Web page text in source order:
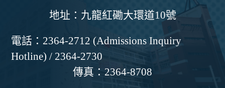
地址： 九龍紅磡大環道10號
電話： 2364-2712 (Admissions Inquiry
Hotline) / 2364-2730
傳真： 2364-8708